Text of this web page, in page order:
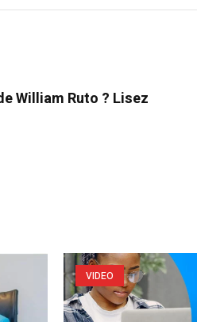
William Ruto ? Lisez
VIDEO